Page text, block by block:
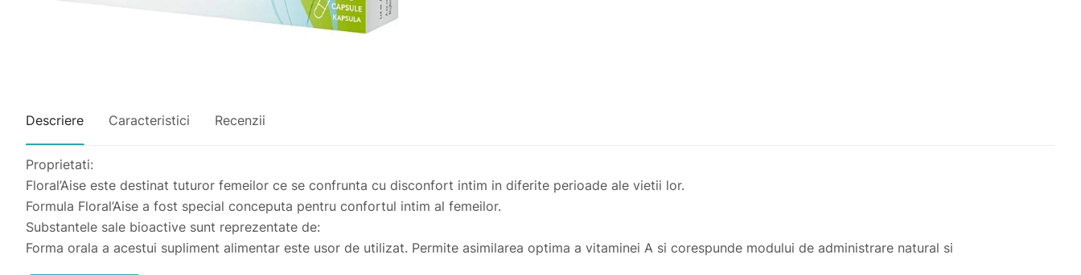
Descriere Caracteristici Recenzii
Proprietati:
Floral’Aise este destinat tuturor femeilor ce se confrunta cu disconfort intim in diferite perioade ale vietii lor.
Formula Floral’Aise a fost special conceputa pentru confortul intim al femeilor.
Substantele sale bioactive sunt reprezentate de:
Forma orala a acestui supliment alimentar este usor de utilizat. Permite asimilarea optima a vitaminei A si corespunde modului de administrare natural si